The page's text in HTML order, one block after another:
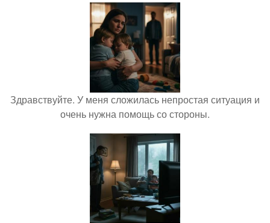
Здравствуйте. У меня сложилась непростая ситуация и
очень нужна помощь со стороны.